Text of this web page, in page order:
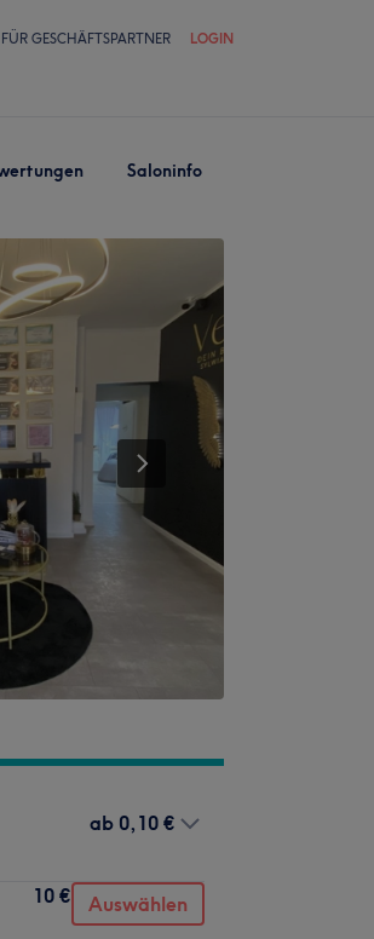
FÜR GESCHÄFTSPARTNER LOGIN
Saloninfo
ab 0,10 €
10 € Auswählen